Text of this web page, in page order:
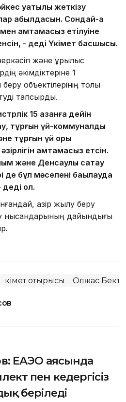
уақтылы жеткізу
қабылдасын. Сондай-ақ
қамтамасыз етілуіне
- деді Үкімет басшысы.
және құрылыс
әкімдіктеріне 1
объектілерінің толық
тапсырды.
15 қазанға дейін
тұрғын үй-коммуналдық
тұрғын үй қоры
қамтамасыз етсін.
және Денсаулық сақтау
де бұл мәселені бақылауда
деді ол.
қазір жылу беру
нысандарының дайындығы
Үкімет отырысы Олжас
ЕАЭО аясында
пен кедергісіз
беріледі